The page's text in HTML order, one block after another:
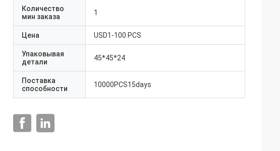
Количество
мин заказа
1
Цена USD1-100 PCS
Упаковывая
детали
45*45*24
Поставка
способности
10000PCS15days